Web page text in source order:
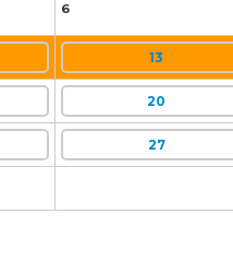
6
13
20
27